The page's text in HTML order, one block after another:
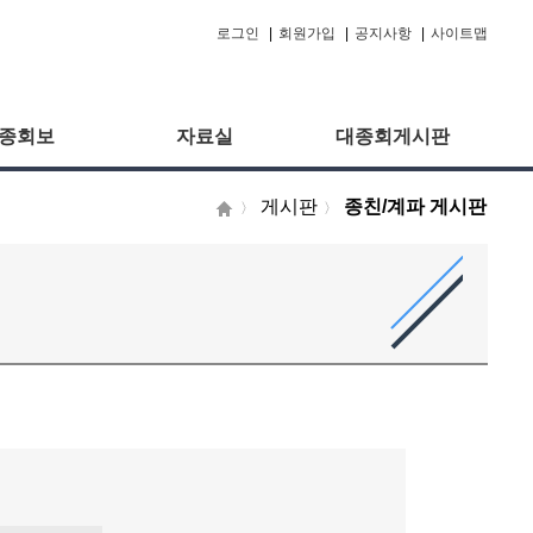
로그인 회원가입 공지사항 사이트맵
회보 자료실 대종회게시판
〉 게시판 〉 종친/계파 게시판